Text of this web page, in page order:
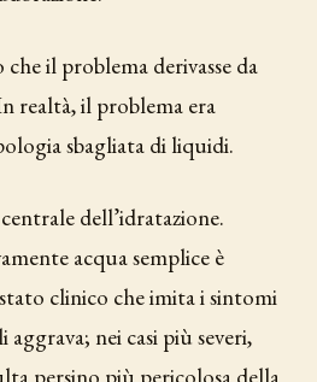
il problema derivasse da
realtà, il problema era
sbagliata di liquidi.
dell’idratazione.
acqua semplice è
clinico che imita i sintomi
nei casi più severi,